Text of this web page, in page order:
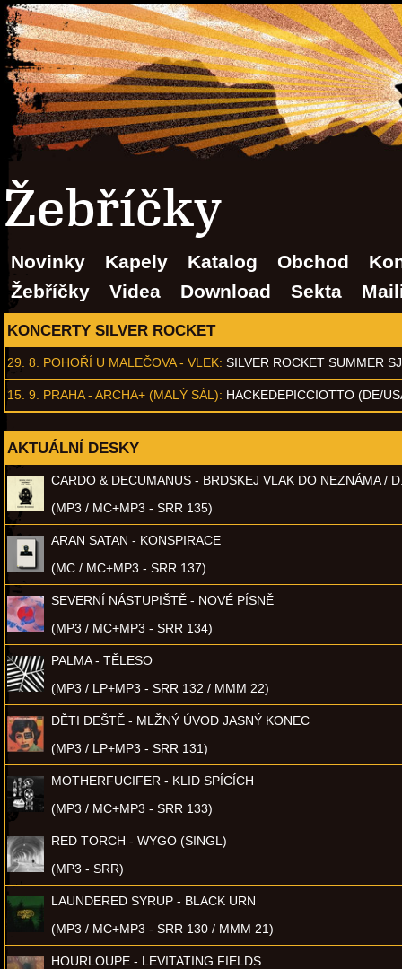
Žebříčky
Novinky Kapely Katalog Obchod
Žebříčky
Videa Download Sekta
KONCERTY SILVER ROCKET
29. 8. POHOŘÍ U MALEČOVA - VLEK: SILVER ROCKET SUMMER
15. 9. PRAHA - ARCHA+ (MALÝ SÁL): HACKEDEPICCIOTTO (DE/
AKTUÁLNÍ DESKY
CARDO & DECUMANUS - BRDSKEJ VLAK DO NEZNÁMA /
(MP3 / MC+MP3 - SRR 135)
ARAN SATAN - KONSPIRACE
(MC / MC+MP3 - SRR 137)
SEVERNÍ NÁSTUPIŠTĚ - NOVÉ PÍSNĚ
(MP3 / MC+MP3 - SRR 134)
PALMA - TĚLESO
(MP3 / LP+MP3 - SRR 132 / MMM 22)
DĚTI DEŠTĚ - MLŽNÝ ÚVOD JASNÝ KONEC
(MP3 / LP+MP3 - SRR 131)
MOTHERFUCIFER - KLID SPÍCÍCH
(MP3 / MC+MP3 - SRR 133)
RED TORCH - WYGO (SINGL)
(MP3 - SRR)
LAUNDERED SYRUP - BLACK URN
(MP3 / MC+MP3 - SRR 130 / MMM 21)
HOURLOUPE - LEVITATING FIELDS